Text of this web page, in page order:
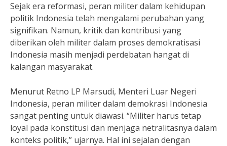
Sejak era reformasi, peran militer dalam kehidupan
politik Indonesia telah mengalami perubahan yang
signifikan. Namun, kritik dan kontribusi yang
diberikan oleh militer dalam proses demokratisasi
Indonesia masih menjadi perdebatan hangat di
kalangan masyarakat.
Menurut Retno LP Marsudi, Menteri Luar Negeri
Indonesia, peran militer dalam demokrasi Indonesia
sangat penting untuk diawasi. “Militer harus tetap
loyal pada konstitusi dan menjaga netralitasnya dalam
konteks politik,” ujarnya. Hal ini sejalan dengan